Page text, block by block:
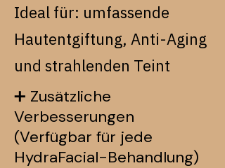
Ideal für: umfassende
Hautentgiftung, Anti-Aging
und strahlenden Teint
➕ Zusätzliche
Verbesserungen
(Verfügbar für jede
HydraFacial-Behandlung)